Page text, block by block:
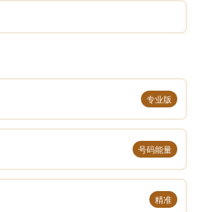
专业版
号码能量
精准